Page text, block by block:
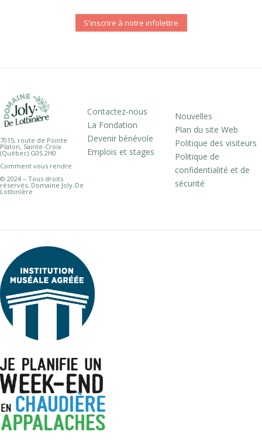
S'inscrire à notre infolettre
7015, route de Pointe
Platon, Sainte-Croix
(Québec) G0S 2H0
Comment vous rendre
© 2024 – Tous droits
réservés, Domaine Joly-De
Lotbinière
Contactez-nous
La Fondation
Devenir bénévole
Emplois et stages
Nouvelles
Plan du site Web
Politique des visiteurs
Politique de
confidentialité et de
sécurité